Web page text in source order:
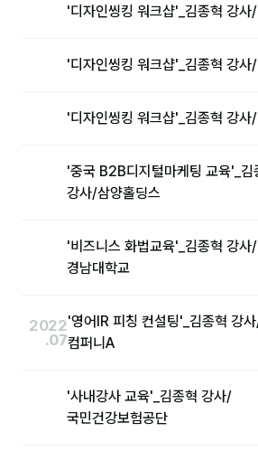
'디자인씽킹 워크샵'_김종혁 강
'디자인씽킹 워크샵'_김종혁 강
'디자인씽킹 워크샵'_김종혁 강
'중국 B2B디지털마케팅 교육'_김
강사/삼양홀딩스
'비즈니스 화법교육'_김종혁 강사/
경남대학교
2022
.07
'영어IR 피칭 컨설팅'_김종혁 강
컴퍼니A
'사내강사 교육'_김종혁 강사/
국민건강보험공단